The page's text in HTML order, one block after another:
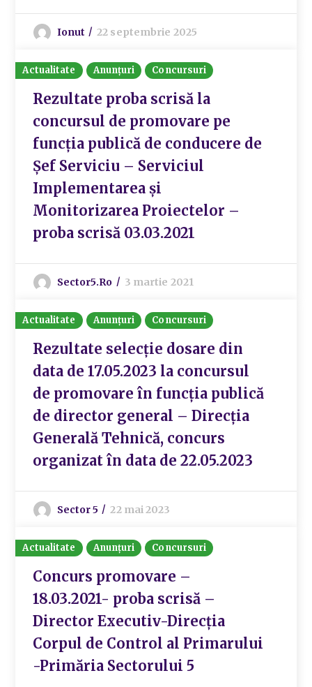
Ionut 22 septembrie 2025
Actualitate Anunțuri Concursuri
Rezultate proba scrisă la
concursul de promovare pe
funcția publică de conducere de
Șef Serviciu – Serviciul
Implementarea și
Monitorizarea Proiectelor –
proba scrisă 03.03.2021
Sector5.ro 3 martie 2021
Actualitate Anunțuri Concursuri
Rezultate selecție dosare din
data de 17.05.2023 la concursul
de promovare în funcția publică
de director general – Direcția
Generală Tehnică, concurs
organizat în data de 22.05.2023
Sector 5 22 mai 2023
Actualitate Anunțuri Concursuri
Concurs promovare –
18.03.2021- proba scrisă –
Director Executiv-Direcția
Corpul de Control al Primarului
-Primăria Sectorului 5